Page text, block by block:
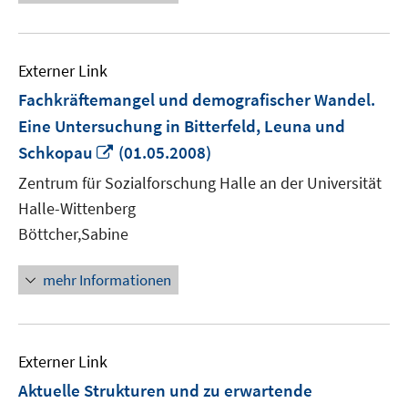
Externer Link
Fachkräftemangel und demografischer Wandel.
Eine Untersuchung in Bitterfeld, Leuna und
Schkopau
In
neuem
Fenster
öffnen
(01.05.2008)
Zentrum für Sozialforschung Halle an der Universität
Halle-Wittenberg
Böttcher,Sabine
mehr Informationen
Externer Link
Aktuelle Strukturen und zu erwartende